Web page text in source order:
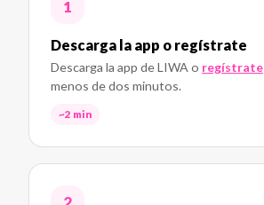
Descarga la app o regístrate
Descarga la app de LIWA o regístrate
menos de dos minutos.
~2 min